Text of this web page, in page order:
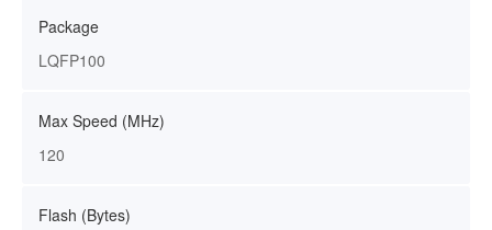
Package
LQFP100
Max Speed (MHz)
120
Flash (Bytes)